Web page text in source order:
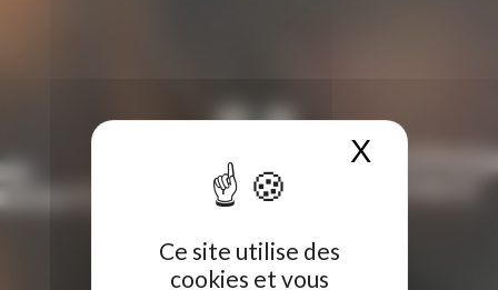
Ce site utilise des
cookies et vous
X